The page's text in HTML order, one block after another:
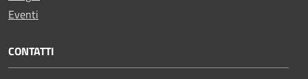
Eventi
CONTATTI